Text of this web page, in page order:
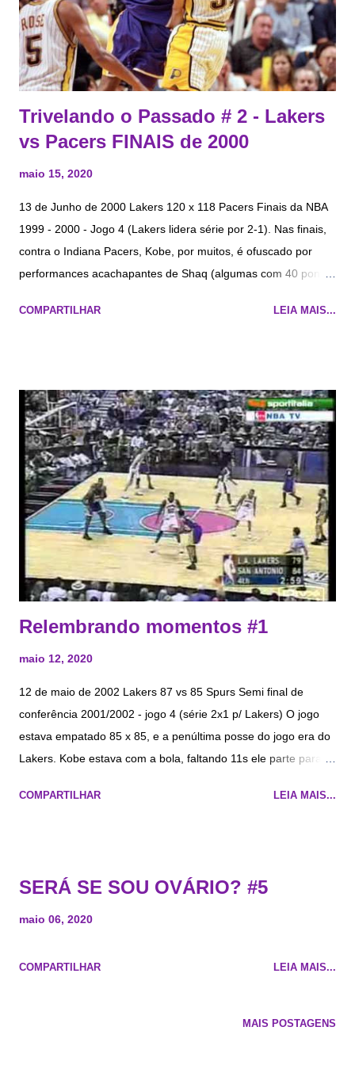
Trivelando o Passado # 2 - Lakers
vs Pacers FINAIS de 2000
maio 15, 2020
13 de Junho de 2000 Lakers 120 x 118 Pacers Finais da NBA
1999 - 2000 - Jogo 4 (Lakers lidera série por 2-1). Nas finais,
contra o Indiana Pacers, Kobe, por muitos, é ofuscado por
performances acachapantes de Shaq (algumas com 40 pontos
engulam! Sem Kobe, Shaq não seria suficiente. Apesar de,
arremessadores da história, Reggie Miller , limitou o cabeça de
alien a um jogo de 7 pontos com um aproveitamento de 6%(!!!)
nos arremessos (1 -16). No segundo jogo, no segundo quarto,
Bryant, após saltar para o arremesso, pousou sobre o pé de J
alen Rose e teve torção no tornozelo. Alguns dizem que não
foi intencional, ainda que o próprio Jalen tenha dito que aquilo
“não foi um acidente” . Fato é que, após Kobe sair no segundo
quarto, o Laker...
COMPARTILHAR LEIA MAIS...
Relembrando momentos #1
maio 12, 2020
12 de maio de 2002 Lakers 87 vs 85 Spurs Semi final de
conferência 2001/2002 - jogo 4 (série 2x1 p/ Lakers) O jogo
estava empatado 85 x 85, e a penúltima posse do jogo era do
Lakers. Kobe estava com a bola, faltando 11s ele parte para a
Fisher consegue recuperar a bola, faz o arremesso, erra, mas
(sendo 12 apenas no 4Q), 7 reb e 3 ast A série terminou 4x1
Lakers
COMPARTILHAR LEIA MAIS...
SERÁ SE SOU OVÁRIO? #5
maio 06, 2020
COMPARTILHAR LEIA MAIS...
MAIS POSTAGENS